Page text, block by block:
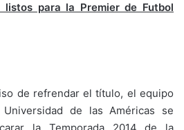
listos para la Premier de Futbol
de refrendar el título, el equipo
de las Américas se